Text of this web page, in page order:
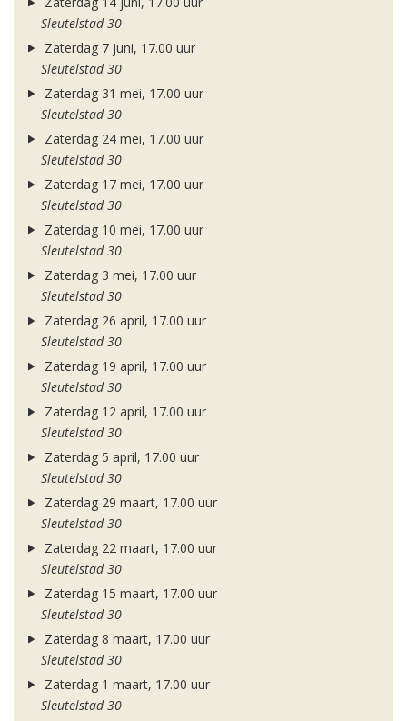
Sleutelstad 30
Zaterdag 7 juni, 17.00 uur
Sleutelstad 30
Zaterdag 31 mei, 17.00 uur
Sleutelstad 30
Zaterdag 24 mei, 17.00 uur
Sleutelstad 30
Zaterdag 17 mei, 17.00 uur
Sleutelstad 30
Zaterdag 10 mei, 17.00 uur
Sleutelstad 30
Zaterdag 3 mei, 17.00 uur
Sleutelstad 30
Zaterdag 26 april, 17.00 uur
Sleutelstad 30
Zaterdag 19 april, 17.00 uur
Sleutelstad 30
Zaterdag 12 april, 17.00 uur
Sleutelstad 30
Zaterdag 5 april, 17.00 uur
Sleutelstad 30
Zaterdag 29 maart, 17.00 uur
Sleutelstad 30
Zaterdag 22 maart, 17.00 uur
Sleutelstad 30
Zaterdag 15 maart, 17.00 uur
Sleutelstad 30
Zaterdag 8 maart, 17.00 uur
Sleutelstad 30
Zaterdag 1 maart, 17.00 uur
Sleutelstad 30